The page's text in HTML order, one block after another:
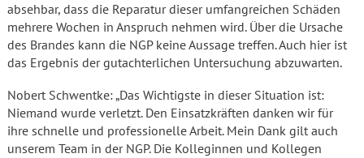
absehbar, dass die Reparatur dieser umfangreichen Schäden
mehrere Wochen in Anspruch nehmen wird. Über die Ursache
des Brandes kann die NGP keine Aussage treffen. Auch hier ist
das Ergebnis der gutachterlichen Untersuchung abzuwarten.
Nobert Schwentke: „Das Wichtigste in dieser Situation ist:
Niemand wurde verletzt. Den Einsatzkräften danken wir für
ihre schnelle und professionelle Arbeit. Mein Dank gilt auch
unserem Team in der NGP. Die Kolleginnen und Kollegen